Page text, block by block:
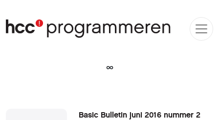
∞
Basic Bulletin juni 2016 nummer 2